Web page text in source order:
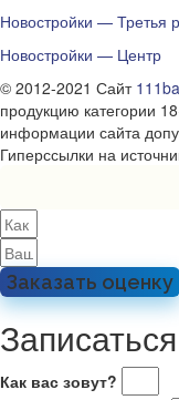
Новостройки — Третья
Новостройки — Центр
© 2012-2021 Сайт
продукцию категории
информации сайта
Гиперссылки на
Заказать оценку
Как вас зовут?